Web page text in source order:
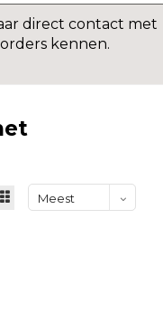
direct contact met
kennen.
Meest